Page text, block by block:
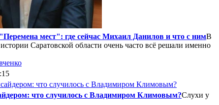
мест": где сейчас Михаил Данилов и что с нимВ
Саратовской области очень часто всё решали именно
что случилось с Владимиром Климовым?Слухи у